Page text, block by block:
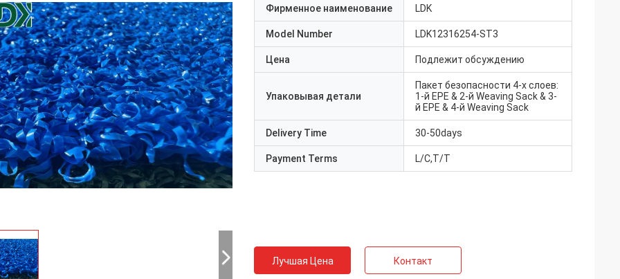
Фирменное наименование LDK
Model Number LDK12316254-ST3
Цена Подлежит обсуждению
Упаковывая детали
Пакет безопасности 4-х слоев:
1-й EPE & 2-й Weaving Sack & 3-
й EPE & 4-й Weaving Sack
Delivery Time 30-50days
Payment Terms L/C,T/T
Лучшая Цена Контакт